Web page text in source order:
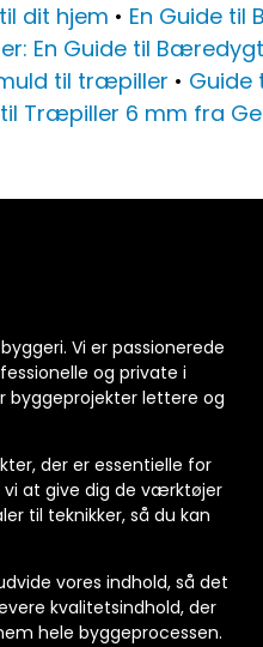
dit hjem • En Guide til
En Guide til
til træpiller • Guide
Træpiller 6 mm fra
Vi er passionerede
og private i
byggeprojekter lettere og
der er essentielle for
vi at give dig de værktøjer
til teknikker, så du kan
vores indhold, så det
kvalitetsindhold, der
hele byggeprocessen.